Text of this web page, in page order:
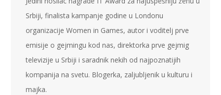
Srbiji, finalista kampanje godine u Londonu
organizacije Women in Games, autor i voditelj prve
emisije o gejmingu kod nas, direktorka prve gejmig
televizije u Srbiji i saradnik nekih od najpoznatijih
kompanija na svetu. Blogerka, zaljubljenik u kulturu i
majka.